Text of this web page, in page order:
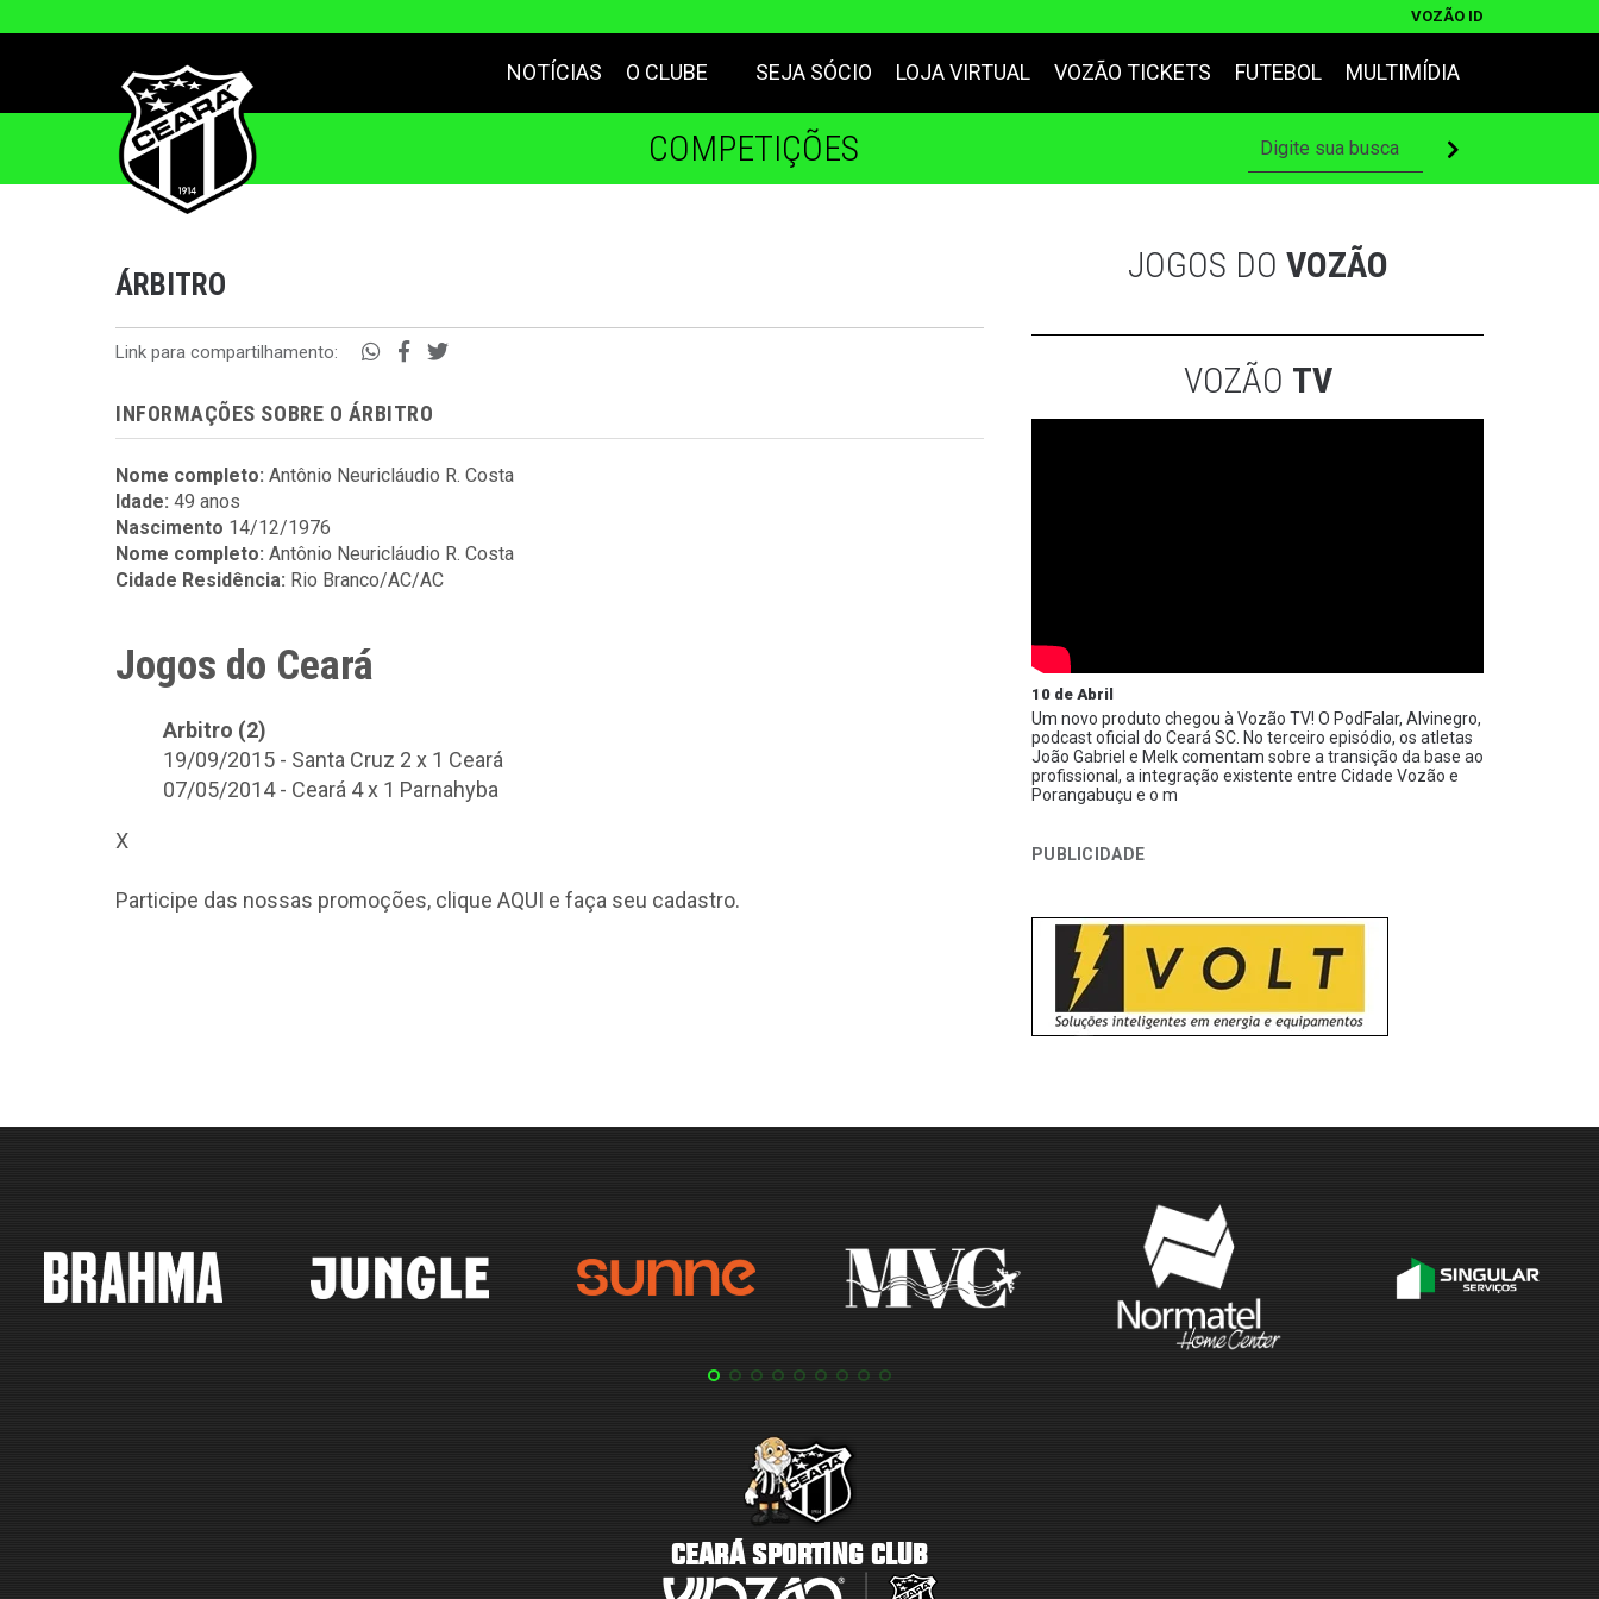
VOZÃO ID
NOTÍCIAS O CLUBE SEJA SÓCIO LOJA VIRTUAL VOZÃO TICKETS FUTEBOL MULTIMÍDIA
COMPETIÇÕES
ÁRBITRO
Link para compartilhamento:
INFORMAÇÕES SOBRE O ÁRBITRO
Nome completo: Antônio Neuricláudio R. Costa
Idade: 49 anos
Nascimento 14/12/1976
Nome completo: Antônio Neuricláudio R. Costa
Cidade Residência: Rio Branco/AC/AC
Jogos do Ceará
Arbitro (2)
19/09/2015 - Santa Cruz 2 x 1 Ceará
07/05/2014 - Ceará 4 x 1 Parnahyba
X
Participe das nossas promoções, clique AQUI e faça seu cadastro.
JOGOS DO VOZÃO
VOZÃO TV
10 de Abril
Um novo produto chegou à Vozão TV! O PodFalar, Alvinegro,
podcast oficial do Ceará SC. No terceiro episódio, os atletas
João Gabriel e Melk comentam sobre a transição da base ao
profissional, a integração existente entre Cidade Vozão e
Porangabuçu e o m
PUBLICIDADE
CEARÁ SPORTING CLUB